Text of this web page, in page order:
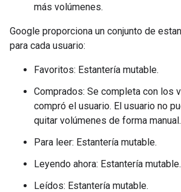
más volúmenes.
Google proporciona un conjunto de
para cada usuario:
Favoritos: Estantería mutable.
Comprados: Se completa con los
compró el usuario. El usuario no
quitar volúmenes de forma manual.
Para leer: Estantería mutable.
Leyendo ahora: Estantería mutable.
Leídos: Estantería mutable.